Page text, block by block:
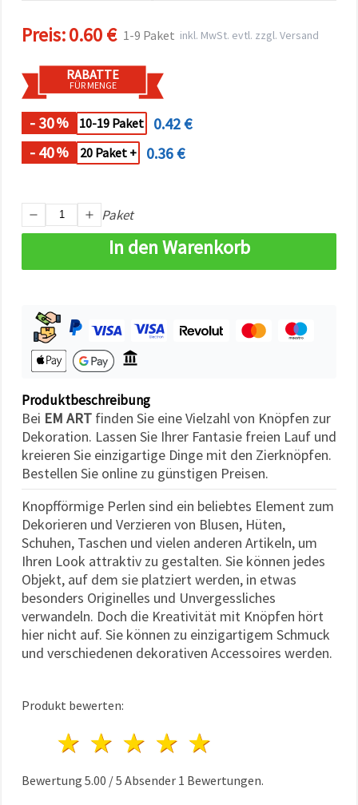
ablehnen
den
Einstellungen
individuell
festlegen.
Einwilligung
können Sie
jederzeit
widerrufen.
Impressum
Datenschutzerklärung
akzeptieren
Cookie-
Einstellungen
Preis:0.60 € 1-9 Paket inkl. MwSt. evtl. zzgl. Versand
RABATTE
FÜR MENGE
- 30% 10-19 Paket
0.42 €
- 40% 20 Paket + 0.36 €
Paket
In den Warenkorb
Produktbeschreibung
Bei EM ART finden Sie eine Vielzahl von Knöpfen zur
Dekoration. Lassen Sie Ihrer Fantasie freien Lauf und
kreieren Sie einzigartige Dinge mit den Zierknöpfen.
Bestellen Sie online zu günstigen Preisen.
Knopfförmige Perlen sind ein beliebtes Element zum
Dekorieren und Verzieren von Blusen, Hüten,
Schuhen, Taschen und vielen anderen Artikeln, um
Ihren Look attraktiv zu gestalten. Sie können jedes
Objekt, auf dem sie platziert werden, in etwas
besonders Originelles und Unvergessliches
verwandeln. Doch die Kreativität mit Knöpfen hört
hier nicht auf. Sie können zu einzigartigem Schmuck
und verschiedenen dekorativen Accessoires werden.
Produkt bewerten:
4 Sterne
3 Sterne
2 Sterne
1 Stern
Bewertung 5.00 /5 Absender 1 Bewertungen.